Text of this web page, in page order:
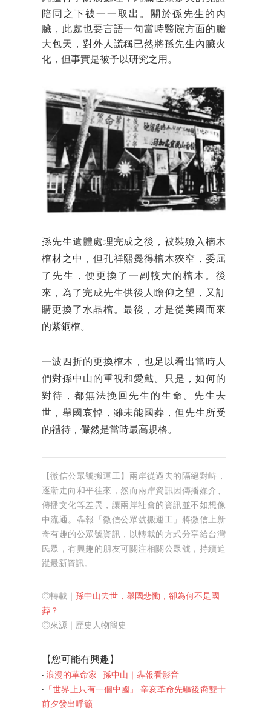
陪同之下被一一取出。關於孫先生的內
臟，此處也要言語一句當時醫院方面的膽
大包天，對外人謊稱已然將孫先生內臟火
化，但事實是被予以研究之用。
孫先生遺體處理完成之後，被裝殮入楠木
棺材之中，但孔祥熙覺得棺木狹窄，委屈
了先生，便更換了一副較大的棺木。後
來，為了完成先生供後人瞻仰之望，又訂
購更換了水晶棺。最後，才是從美國而來
的紫銅棺。
一波四折的更換棺木，也足以看出當時人
們對孫中山的重視和愛戴。只是，如何的
對待，都無法挽回先生的生命。先生去
世，舉國哀悼，雖未能國葬，但先生所受
的禮待，儼然是當時最高規格。
【微信公眾號搬運工】兩岸從過去的隔絕對峙，
逐漸走向和平往來，然而兩岸資訊因傳播媒介、
傳播文化等差異，讓兩岸社會的資訊並不如想像
中流通。犇報「微信公眾號搬運工」將微信上新
奇有趣的公眾號資訊，以轉載的方式分享給台灣
民眾，有興趣的朋友可關注相關公眾號，持續追
蹤最新資訊。
◎轉載｜ 孫中山去世，舉國悲慟，卻為何不是國
葬？
◎來源｜歷史人物簡史
【您可能有興趣】
‧ 浪漫的革命家 - 孫中山｜犇報看影音
‧ 「世界上只有一個中國」 辛亥革命先驅後裔雙十
前夕發出呼籲